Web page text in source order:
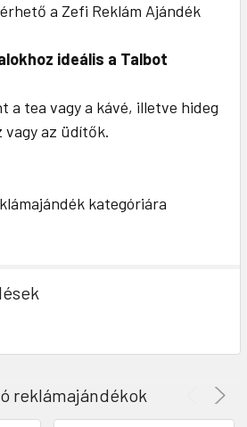
a Zefi Reklám Ajándék
ideális a Talbot
a tea vagy a kávé, illetve hideg
vagy az üdítők.
kategóriára
reklámajándékok